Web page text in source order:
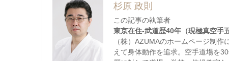
杉原 政則
この記事の執筆者
東京在住-武道歴40年（現極真空手
（株）AZUMAのホームページ制
えて身体動作を追求。空手道場を